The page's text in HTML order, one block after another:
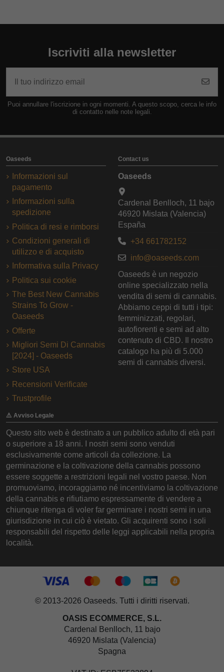
Iscriviti alla newsletter
Puoi annullare l'iscrizione in ogni momenti. A questo scopo, cerca le info
di contatto nelle note legali.
Oaseeds
Informazioni sul
pagamento
Informazioni sulla
spedizione
Politica di resi e rimborsi
Condizioni generali di
utilizzo e di acquisto
Informativa sulla Privacy
Politica sui cookie
The Best New Cannabis
Strains To Grow -
Oaseeds
Offerte
Migliori Semi Di Cannabis
[2024] - Oaseeds
Store USA
Recensioni Verificate
Trustprofile
Contact us
Oaseeds
Cardenal Benlloch, 11 bajo
46920 Mislata (Valencia)
España
+34 661782152
info@oaseeds.com
Oaseeds è un negozio
online specializzato nella
vendita di semi di cannabis.
Abbiamo ceppi di tutti i tipi:
femminizzati, regolari,
autofiorenti e semi ad alto
contenuto di CBD. Il nostro
catalogo ha più di 5.000
semi di cannabis diversi.
⚠️ Avviso Legale
Questo sito web è destinato a un pubblico adulto di età pari
o superiore a 18 anni. I nostri semi sono venduti
esclusivamente come articoli da collezione. La
germinazione e la coltivazione della cannabis possono
essere soggette a restrizioni legali nel vostro paese. Non
promuoviamo, incoraggiamo né incentiviamo la coltivazione
della cannabis e rifiutiamo espressamente di vendere a
chiunque ritenga di voler far germinare i nostri semi in una
giurisdizione in cui ciò è vietato. Gli acquirenti sono i soli
responsabili del rispetto delle leggi applicabili nella propria
località.
© 2013-2026 Oaseeds. Tutti i diritti riservati.
OASIS ECOMMERCE, S.L.
Cardenal Benlloch, 11 bajo
46920 Mislata (Valencia)
Spagna